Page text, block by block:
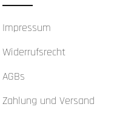
Impressum
Widerrufsrecht
AGBs
Zahlung und Versand